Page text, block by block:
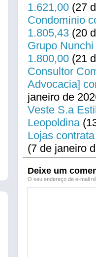
1.621,00 (27
Condomínio
1.805,43 (20
Grupo
1.800,00 (21
Consultor
Advocacia]
janeiro de
Veste S.a
Leopoldina
Lojas
(7 de janeiro
Deixe um
O seu endereço de e-mail